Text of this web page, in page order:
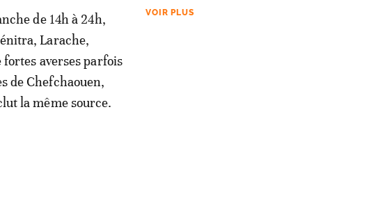
de 14h à 24h,
Larache,
averses parfois
de Chefchaouen,
la même source.
VOIR PLUS